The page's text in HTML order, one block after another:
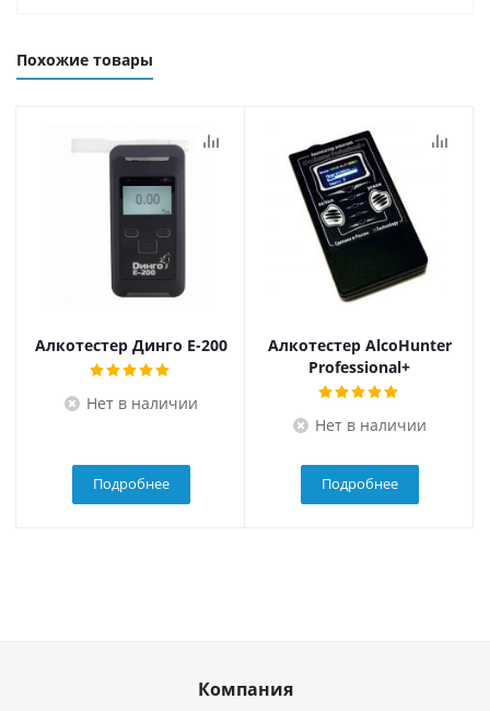
Похожие товары
Алкотестер Динго Е-200
Нет в наличии
Подробнее
Алкотестер AlcoHunter
Professional+
Нет в наличии
Подробнее
Компания